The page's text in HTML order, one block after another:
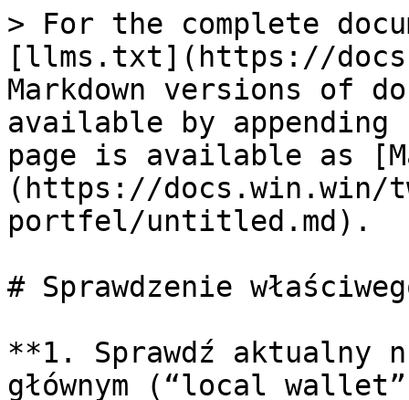
> For the complete
[llms.txt](https://
Markdown versions of
available by
page is available as
(https://docs.win.win/
portfel/untitled.md).
# Sprawdzenie
**1. Sprawdź aktualny
głównym (“local